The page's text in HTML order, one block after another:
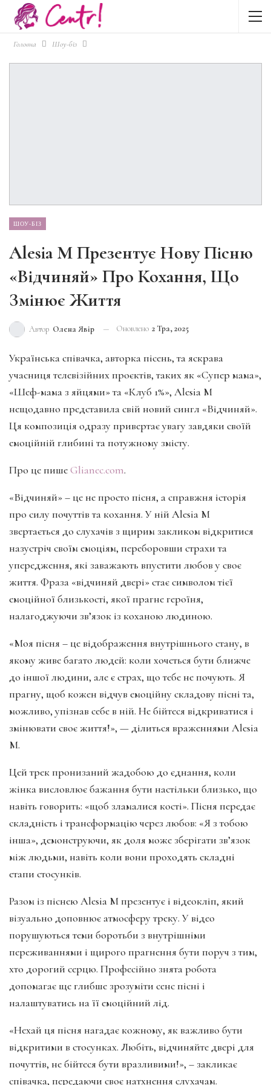
Головна Шоу-біз
ШОУ-БІЗ
Alesia M Презентує Нову Пісню
«Відчиняй» Про Кохання, Що
Змінює Життя
Автор Олена Явір Оновлено 2 Тра, 2025
Українська співачка, авторка пісень, та яскрава
учасниця телевізійних проєктів, таких як «Супер мама»,
«Шеф-мама з яйцями» та «Клуб 1%», Alesia M
нещодавно представила свій новий сингл «Відчиняй».
Ця композиція одразу привертає увагу завдяки своїй
емоційній глибині та потужному змісту.
Про це пишеGlianec.com.
«Відчиняй» – це не просто пісня, а справжня історія
про силу почуттів та кохання. У ній Alesia M
звертається до слухачів з щирим закликом відкритися
назустріч своїм емоціям, переборовши страхи та
упередження, які заважають впустити любов у своє
життя. Фраза «відчиняй двері» стає символом тієї
емоційної близькості, якої прагне героїня,
налагоджуючи зв’язок із коханою людиною.
«Моя пісня – це відображення внутрішнього стану, в
якому живе багато людей: коли хочеться бути ближче
до іншої людини, але є страх, що тебе не почують. Я
прагну, щоб кожен відчув емоційну складову пісні та,
можливо, упізнав себе в ній. Не бійтеся відкриватися і
змінювати своє життя!», — ділиться враженнями Alesia
M.
Цей трек пронизаний жадобою до єднання, коли
жінка висловлює бажання бути настільки близько, що
навіть говорить: «щоб зламалися кості». Пісня передає
складність і трансформацію через любов: «Я з тобою
інша», демонструючи, як доля може зберігати зв’язок
між людьми, навіть коли вони проходять складні
етапи стосунків.
Разом із піснею Alesia M презентує і відеокліп, який
візуально доповнює атмосферу треку. У відео
порушуються теми боротьби з внутрішніми
переживаннями і щирого прагнення бути поруч з тим,
хто дорогий серцю. Професійно знята робота
допомагає ще глибше зрозуміти сенс пісні і
налаштуватись на її емоційний лід.
«Нехай ця пісня нагадає кожному, як важливо бути
відкритими в стосунках. Любіть, відчиняйте двері для
почуттів, не бійтеся бути вразливими!», – закликає
співачка, передаючи своє натхнення слухачам.